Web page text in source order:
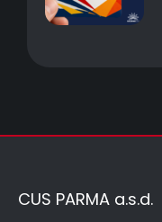
CUS PARMA a.s.d.